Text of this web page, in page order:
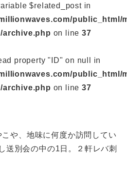
$related_post in
public_html/
archive.php on line37
property "ID" on null in
public_html/
archive.php on line37
や、地味に何度か訪問してい
送別会の中の1日。２軒レバ刺